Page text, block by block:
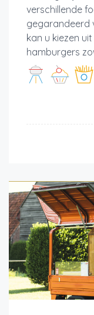
verschillende
gegarandeerd
kan u kiezen
hamburgers